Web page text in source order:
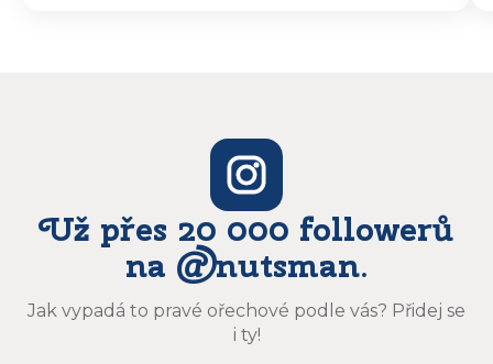
Už přes 20 000 followerů
na @nutsman.
Jak vypadá to pravé ořechové podle vás? Přidej se
i ty!